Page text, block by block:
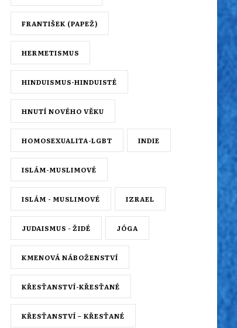
FRANTIŠEK (PAPEŽ)
HERMETISMUS
HINDUISMUS-HINDUISTÉ
HNUTÍ NOVÉHO VĚKU
HOMOSEXUALITA-LGBT INDIE
ISLÁM-MUSLIMOVÉ
ISLÁM - MUSLIMOVÉ IZRAEL
JUDAISMUS - ŽIDÉ JÓGA
KMENOVÁ NÁBOŽENSTVÍ
KŘESŤANSTVÍ-KŘESŤANÉ
KŘESŤANSTVÍ – KŘESŤANÉ